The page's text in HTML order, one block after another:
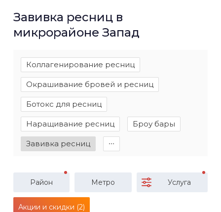
Завивка ресниц в
микрорайоне Запад
Коллагенирование ресниц
Окрашивание бровей и ресниц
Ботокс для ресниц
Наращивание ресниц Броу бары
Завивка ресниц ∙∙∙
Район Метро Услуга
Акции и скидки (2)